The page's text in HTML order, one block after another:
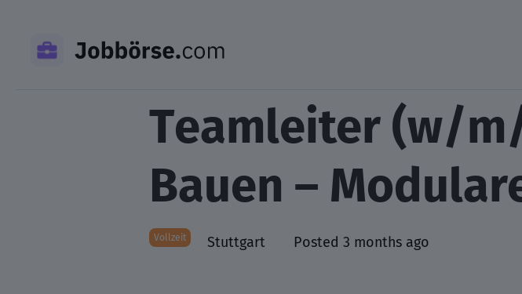
Teamleiter (w/
Bauen –
Vollzeit Stuttgart Posted 3 months ago